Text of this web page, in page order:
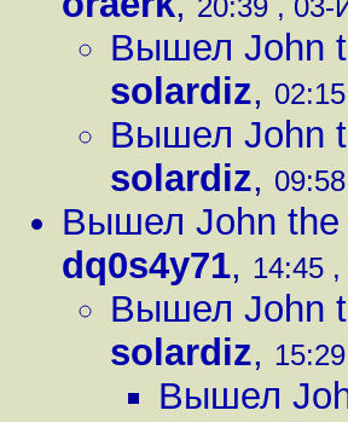
20:39 ,
Вышел John
solardiz,
Вышел John
solardiz,
Вышел John the
dq0s4y71, 14:45
Вышел John
solardiz,
Вышел